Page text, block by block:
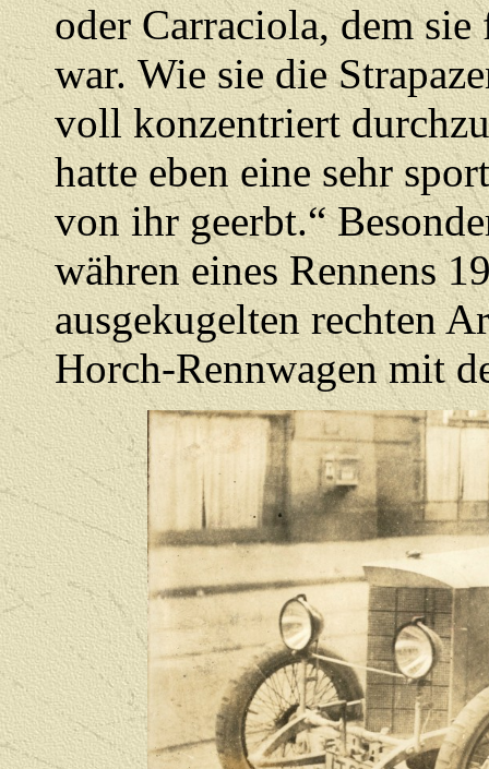
oder Carraciola, dem
war. Wie sie die
voll konzentriert
hatte eben eine sehr
von ihr geerbt.“
währen eines Rennens
ausgekugelten rechten
Horch-Rennwagen mit